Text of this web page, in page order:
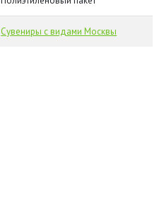
Сувениры с видами Москвы